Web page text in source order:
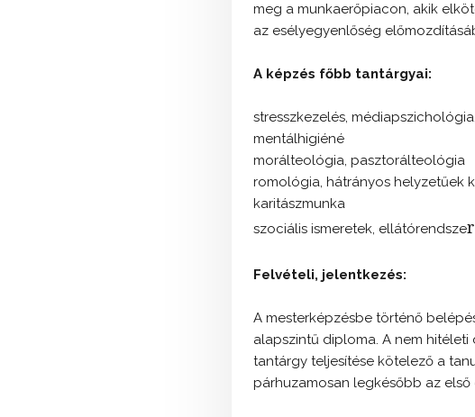
meg a munkaerőpiacon, akik
az esélyegyenlőség
A képzés főbb tantárgyai:
stresszkezelés,
mentálhigiéné
morálteológia, pasztorálteológia
romológia, hátrányos helyzetűek
karitászmunka
szociális ismeretek, ellátórendszer
Felvételi, jelentkezés:
A mesterképzésbe történő
alapszintű diploma. A nem
tantárgy teljesítése kötelező a
párhuzamosan legkésőbb az első